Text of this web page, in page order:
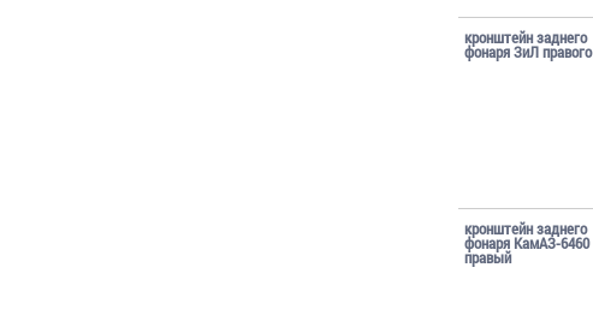
кронштейн заднего
фонаря ЗиЛ правого
кронштейн заднего
фонаря КамАЗ-6460
правый